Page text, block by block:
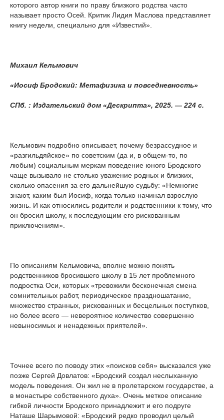
которого автор книги по праву близкого родства часто
называет просто Осей. Критик Лидия Маслова представляет
книгу недели, специально для «Известий».
Михаил Кельмович
«Иосиф Бродский: Метафизика и повседневность»
СПб. : Издательский дом «Дескрипта», 2025. — 224 с.
Кельмович подробно описывает, почему безрассудное и
«разгильдяйское» по советским (да и, в общем-то, по
любым) социальным меркам поведение юного Бродского
чаще вызывало не столько уважение родных и близких,
сколько опасения за его дальнейшую судьбу: «Немногие
знают, каким был Иосиф, когда только начинал взрослую
жизнь. И как относились родители и родственники к тому, что
он бросил школу, к последующим его рискованным
приключениям».
По описаниям Кельмовича, вполне можно понять
родственников бросившего школу в 15 лет проблемного
подростка Оси, которых «тревожили бесконечная смена
сомнительных работ, периодическое праздношатание,
множество странных, рискованных и бесцельных поступков,
но более всего — невероятное количество совершенно
невыносимых и ненадежных приятелей».
Точнее всего по поводу этих «поисков себя» высказался уже
позже Сергей Довлатов: «Бродский создал неслыханную
модель поведения. Он жил не в пролетарском государстве, а
в монастыре собственного духа». Очень меткое описание
гибкой личности Бродского принадлежит и его подруге
Наташе Шарымовой: «Бродский редко проводил целый